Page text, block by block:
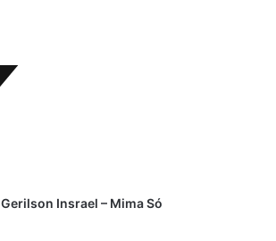
Gerilson Insrael – Mima Só